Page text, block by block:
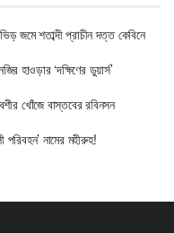
জমে শতাব্দী প্রাচীন দত্ত কেবিনে
হাওড়ার ‘দক্ষিণের ডুয়ার্স’
খোঁজে বাস্তবের রবিনসন
নামের মহীরুহ!